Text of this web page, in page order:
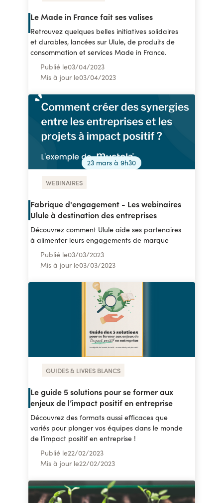
Le Made in France fait ses valises
Retrouvez quelques belles initiatives solidaires
et durables, lancées sur Ulule, de produits de
consommation et services Made in France.
Publié le03/04/2023
Mis à jour le03/04/2023
23 mars à 9h30
WEBINAIRES
Fabrique d'engagement - Les webinaires
Ulule à destination des entreprises
Découvrez comment Ulule aide ses partenaires
à alimenter leurs engagements de marque
Publié le03/03/2023
Mis à jour le03/03/2023
GUIDES & LIVRES BLANCS
Le guide 5 solutions pour se former aux
enjeux de l’impact positif en entreprise
Découvrez des formats aussi efficaces que
variés pour plonger vos équipes dans le monde
de l’impact positif en entreprise !
Publié le22/02/2023
Mis à jour le22/02/2023